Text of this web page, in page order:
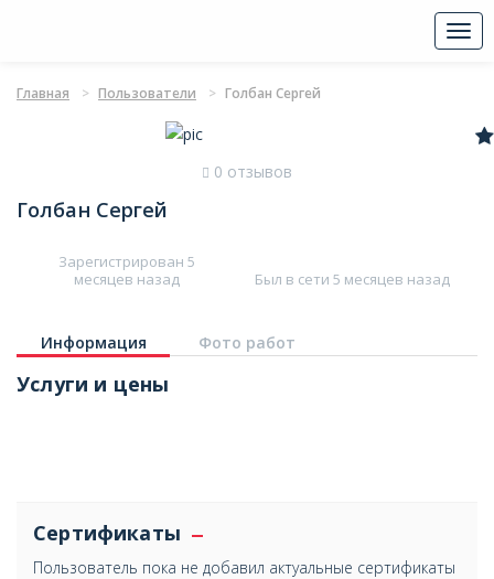
Главная Пользователи Голбан Сергей
0 отзывов
Голбан Сергей
Зарегистрирован 5
месяцев назад
Был в сети 5 месяцев назад
Информация Фото работ
Услуги и цены
Сертификаты
Пользователь пока не добавил актуальные сертификаты